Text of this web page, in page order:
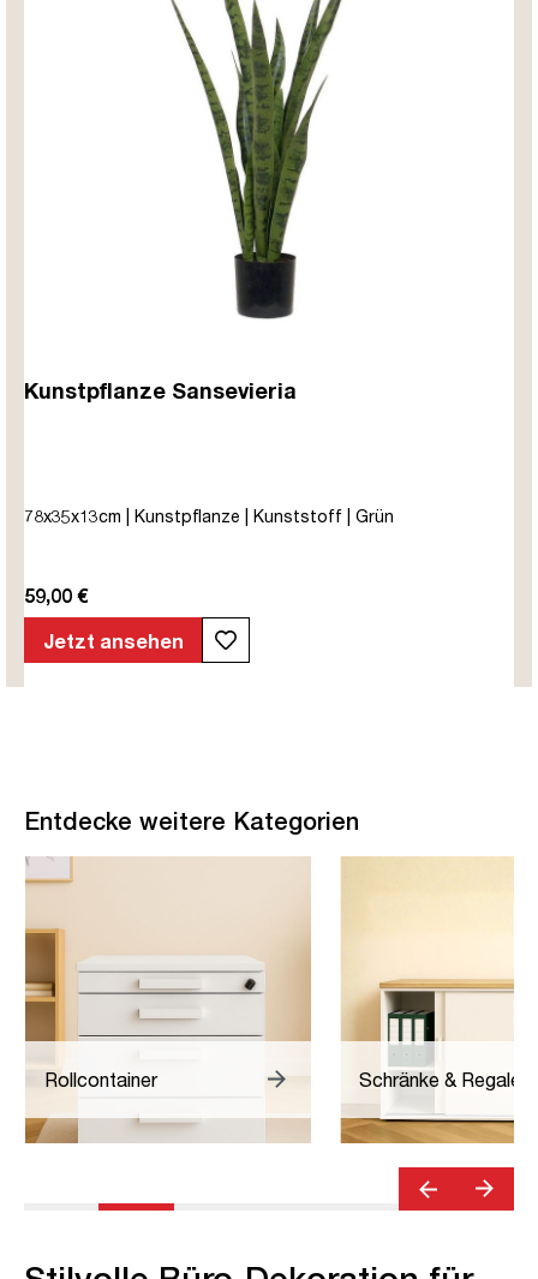
Kunstpflanze Sansevieria
78x35x13cm | Kunstpflanze | Kunststoff | Grün
59,00 €
Jetzt ansehen
Entdecke weitere Kategorien
Rollcontainer Schränke & Regale